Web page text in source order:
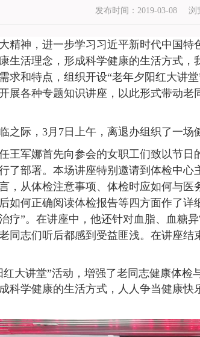
发布时间：2019-03-08 浏
精神，进一步学习习近平新时代中国
生活理念，形成科学健康的生活方式
求和特点，组织开设“老年夕阳红大讲堂
展各种专题知识讲座，以此形式带动
之际， 3月 7 日上午，离退办组织了一场
王军娜首先向参会的女职工们致以节
了部署。本场讲座特别邀请到体检中
，从体检注意事项、体检时应如何与医
如何正确阅读体检报告等四方面作了
疗”。在讲座中，他还针对血脂、血糖
同志们听后都感到受益匪浅。在讲座
红大讲堂”活动，增强了老同志健康体检
科学健康的生活方式，人人争当健康